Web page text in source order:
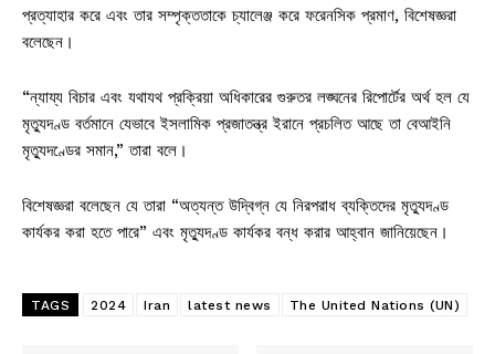
প্রত্যাহার করে এবং তার সম্পৃক্ততাকে চ্যালেঞ্জ করে ফরেনসিক প্রমাণ, বিশেষজ্ঞরা
বলেছেন।
“ন্যায্য বিচার এবং যথাযথ প্রক্রিয়া অধিকারের গুরুতর লঙ্ঘনের রিপোর্টের অর্থ হল যে
মৃত্যুদণ্ড বর্তমানে যেভাবে ইসলামিক প্রজাতন্ত্র ইরানে প্রচলিত আছে তা বেআইনি
মৃত্যুদণ্ডের সমান,” তারা বলে।
বিশেষজ্ঞরা বলেছেন যে তারা “অত্যন্ত উদ্বিগ্ন যে নিরপরাধ ব্যক্তিদের মৃত্যুদণ্ড
কার্যকর করা হতে পারে” এবং মৃত্যুদণ্ড কার্যকর বন্ধ করার আহ্বান জানিয়েছেন।
TAGS 2024 Iran latest news The United Nations (UN)